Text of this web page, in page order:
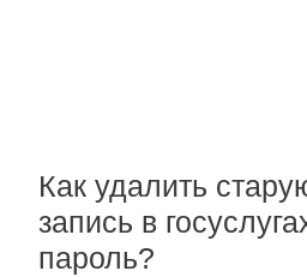
Как удалить
запись в
пароль?